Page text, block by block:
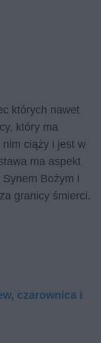
których nawet
który ma
ciąży i jest w
ma aspekt
Synem Bożym i
granicy śmierci.
czarownica i